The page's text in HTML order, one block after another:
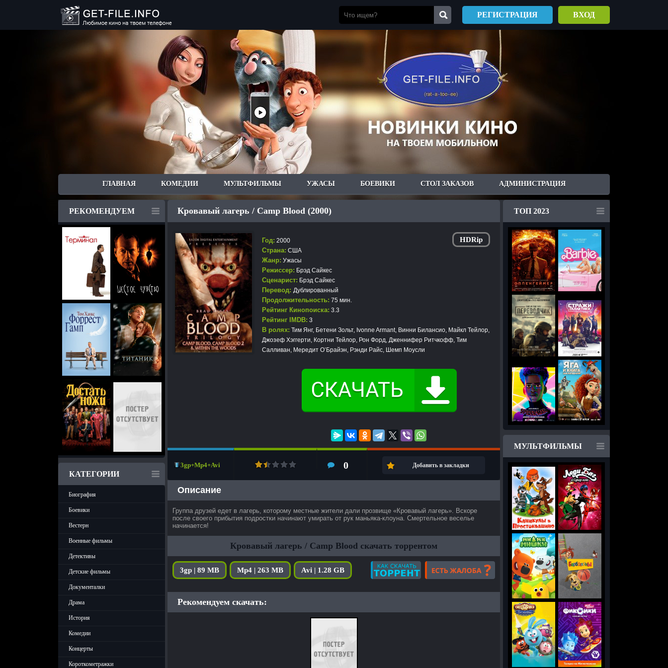
РЕГИСТРАЦИЯ ВХОД
ГЛАВНАЯ КОМЕДИИ МУЛЬТФИЛЬМЫ УЖАСЫ БОЕВИКИ СТОЛ ЗАКАЗОВ АДМИНИСТРАЦИЯ
РЕКОМЕНДУЕМ
КАТЕГОРИИ
Биография
Боевики
Вестерн
Военные фильмы
Детективы
Детские фильмы
Документалки
Драма
История
Комедии
Концерты
Короткометражки
HDRip
Кровавый лагерь / Camp Blood (2000)
Год: 2000
Страна: США
Жанр: Ужасы
Режиссер: Брэд Сайкес
Сценарист: Брэд Сайкес
Перевод: Дублированный
Продолжительность: 75 мин.
Рейтинг Кинопоиска: 3.3
Рейтинг IMDB: 3
В ролях: Тим Янг, Бетени Зольт, Ivonne Armant, Винни Билансио, Майкл Тейлор,
Джозеф Хэггерти, Кортни Тейлор, Рон Форд, Дженнифер Ритчкофф, Тим
Салливан, Мередит О’Брайэн, Рэнди Райс, Шемп Моусли
3gp+Mp4+Avi 0 Добавить в закладки
Описание
Группа друзей едет в лагерь, которому местные жители дали прозвище «Кровавый лагерь». Вскоре
после своего прибытия подростки начинают умирать от рук маньяка-клоуна. Смертельное веселье
начинается!
Кровавый лагерь / Camp Blood скачать торрентом
3gp | 89 MB Mp4 | 263 MB Avi | 1.28 GB
Рекомендуем скачать:
ТОП 2023
МУЛЬТФИЛЬМЫ